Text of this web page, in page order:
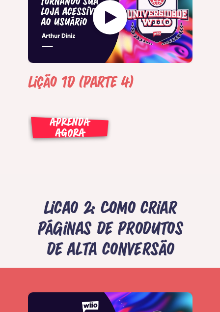
Lição 1D (Parte 4)
APRENDA
AGORA
Licao 2: Como criar
páginas de produtos
de alta conversão